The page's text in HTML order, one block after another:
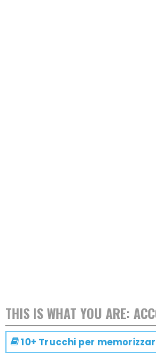
THIS IS WHAT YOU ARE:
10+ Trucchi per